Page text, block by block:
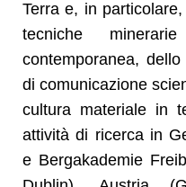
Terra e, in
tecniche
contemporanea,
di comunicazione
cultura materiale in
attività di ricerca in
e Bergakademie